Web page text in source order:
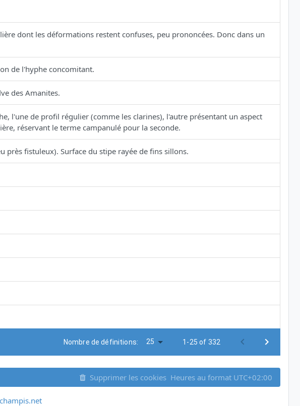
dont les déformations restent confuses, peu prononcées. Donc dans un
de l'hyphe concomitant.
des Amanites.
l'une de profil régulier (comme les clarines), l'autre présentant un aspect
réservant le terme campanulé pour la seconde.
près fistuleux). Surface du stipe rayée de fins sillons.
Nombre de définitions: 25 1-25 of 332
Supprimer les cookies Heures au format UTC+02:00